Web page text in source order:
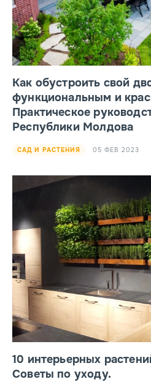
Как обустроить свой
функциональным и
Практическое
Республики Молдова
САД И РАСТЕНИЯ 05 ФЕВ 2023
10 интерьерных
Советы по уходу.